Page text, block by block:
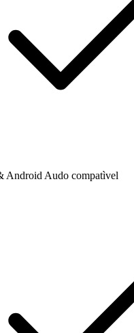
Android Audo compatìvel